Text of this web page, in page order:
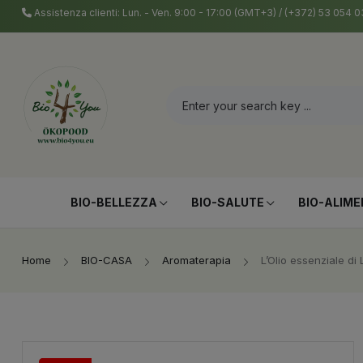
Assistenza clienti: Lun. - Ven. 9:00 - 17:00 (GMT+3) / (+372) 53 054
BIO-BELLEZZA BIO-SALUTE BIO-
Home BIO-CASA Aromaterapia L’Olio essenziale